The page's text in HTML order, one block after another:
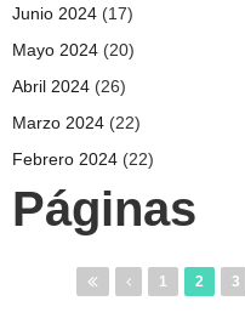
Junio 2024 (17)
Mayo 2024 (20)
Abril 2024 (26)
Marzo 2024 (22)
Febrero 2024 (22)
Páginas
1 2 3